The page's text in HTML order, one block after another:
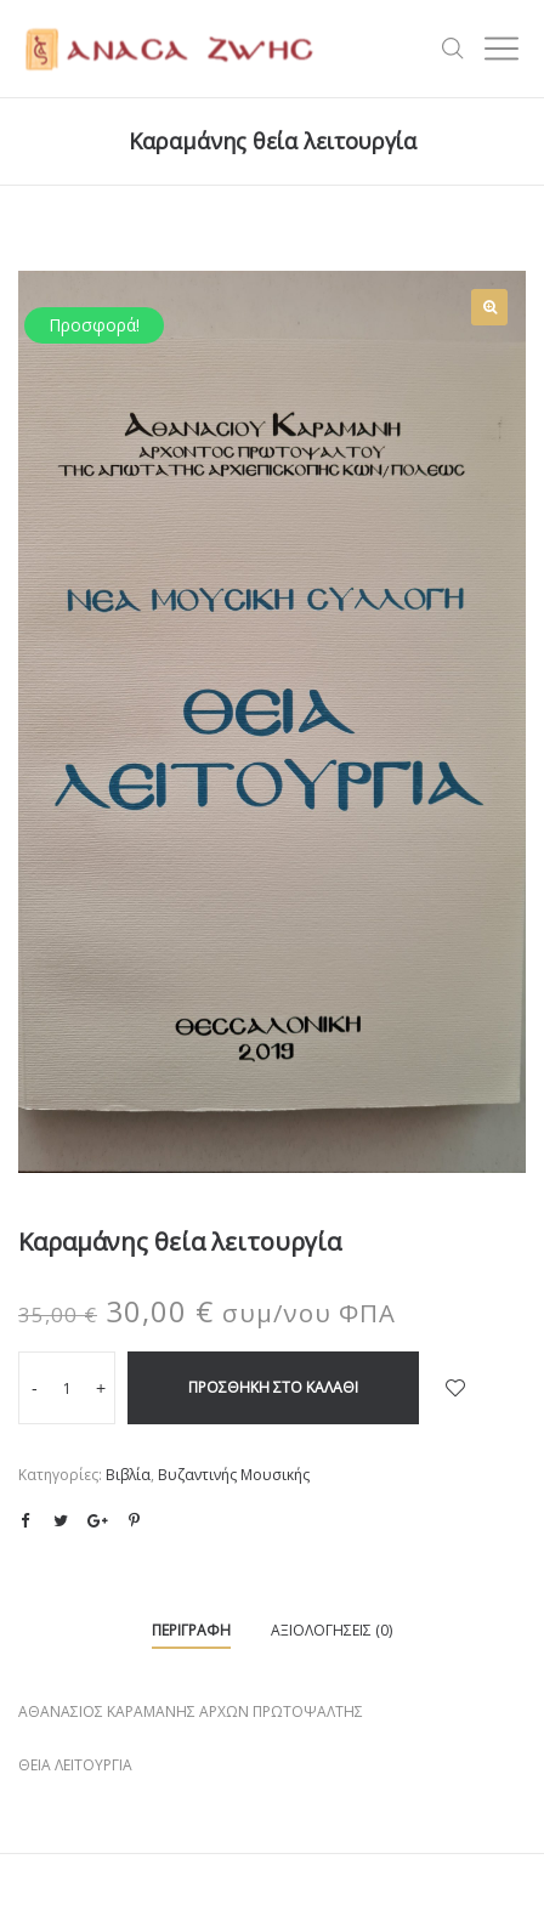
Kαραμάνης θεία λειτουργία
Προσφορά!
Kαραμάνης θεία λειτουργία
35,00€ 30,00 € συμ/νου ΦΠΑ
- + ΠΡΟΣΘΉΚΗ ΣΤΟ ΚΑΛΆΘΙ
Κατηγορίες: Βιβλία, Βυζαντινής Μουσικής
ΠΕΡΙΓΡΑΦΉ ΑΞΙΟΛΟΓΉΣΕΙΣ (0)
ΑΘΑΝΑΣΙΟΣ ΚΑΡΑΜΑΝΗΣ ΑΡΧΩΝ ΠΡΩΤΟΨΑΛΤΗΣ
ΘΕΙΑ ΛΕΙΤΟΥΡΓΙΑ